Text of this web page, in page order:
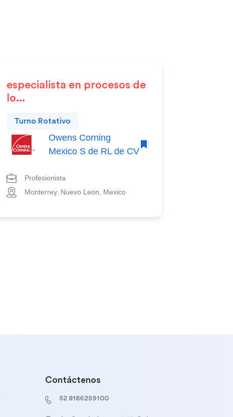
especialista en procesos de
lo...
Turno Rotativo
Owens Corning
Mexico S de RL de CV
Profesionista
Monterrey, Nuevo Leon, Mexico
Contáctenos
52 8186259100